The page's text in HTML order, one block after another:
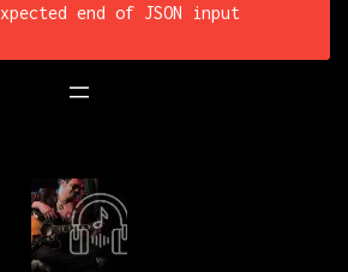
end of JSON input